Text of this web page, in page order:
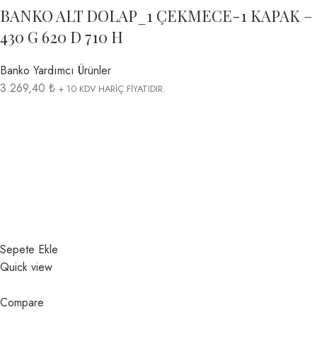
BANKO ALT DOLAP_1 ÇEKMECE-1 KAPAK –
430 G 620 D 710 H
Banko Yardımcı Ürünler
3.269,40 ₺ + 10 KDV HARİÇ FİYATIDIR.
Sepete Ekle
Quick view
Compare